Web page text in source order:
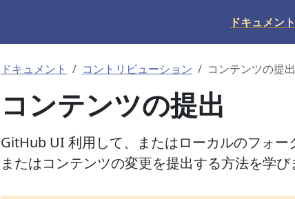
ドキュメント
ドキュメント コントリビューション コンテンツの提出
コンテンツの提出
GitHub UI 利用して、またはローカルのフォー
またはコンテンツの変更を提出する方法を学び